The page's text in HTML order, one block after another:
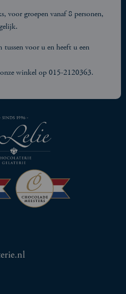
voor groepen vanaf 8 personen,
voor u en heeft u een
winkel op 015-2120363.